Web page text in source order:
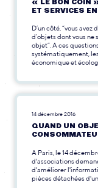
« LE BON COIN
ET SERVICES
D’un côté, “vous
d’objets dont vous ne
objet”. A ces
systématiquement,
économique et
14 décembre 2016
QUAND UN
A Paris, le 14
d'associations
d'améliorer
pièces détachées